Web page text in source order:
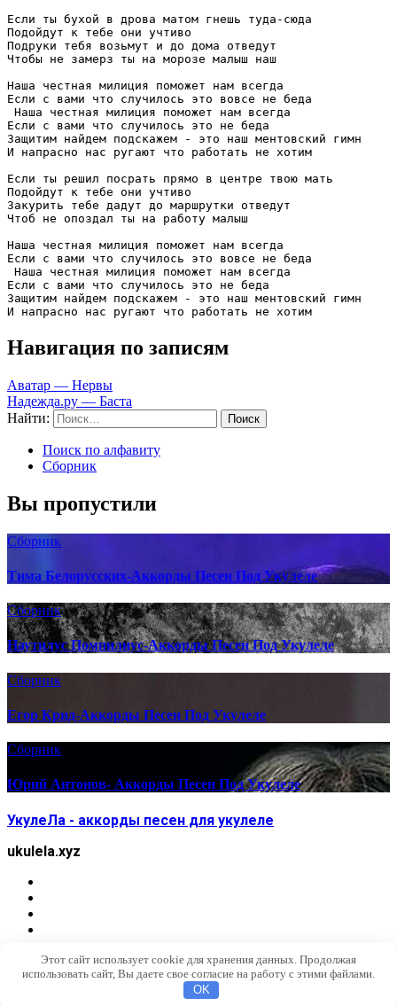
Если ты бухой в дрова матом гнешь туда-сюда
Подойдут к тебе они учтиво
Подруки тебя возьмут и до дома отведут
Чтобы не замерз ты на морозе малыш наш
Наша честная милиция поможет нам всегда
Если с вами что случилось это вовсе не беда
Наша честная милиция поможет нам всегда
Если с вами что случилось это не беда
Защитим найдем подскажем - это наш ментовский гимн
И напрасно нас ругают что работать не хотим
Если ты решил посрать прямо в центре твою мать
Подойдут к тебе они учтиво
Закурить тебе дадут до маршрутки отведут
Чтоб не опоздал ты на работу малыш
Наша честная милиция поможет нам всегда
Если с вами что случилось это вовсе не беда
Наша честная милиция поможет нам всегда
Если с вами что случилось это не беда
Защитим найдем подскажем - это наш ментовский гимн
И напрасно нас ругают что работать не хотим
Навигация по записям
Аватар — Нервы
Надежда.ру — Баста
Найти:
Поиск по алфавиту
Сборник
Вы пропустили
Сборник
Тима Белорусских-Аккорды Песен Под Укулеле
Сборник
Наутилус Помпилиус-Аккорды Песен Под Укулеле
Сборник
Егор Крид-Аккорды Песен Под Укулеле
Сборник
Юрий Антонов- Аккорды Песен Под Укулеле
УкулеЛа - аккорды песен для укулеле
ukulela.xyz
Этот сайт использует cookie для хранения данных. Продолжая
использовать сайт, Вы даете свое согласие на работу с этими файлами.
OK